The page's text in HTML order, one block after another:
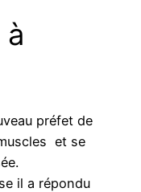
préfet de
et se
il a répondu